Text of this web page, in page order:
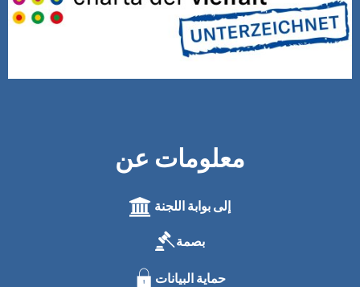
معلومات عن
إلى بوابة اللجنة
بصمة
حماية البيانات